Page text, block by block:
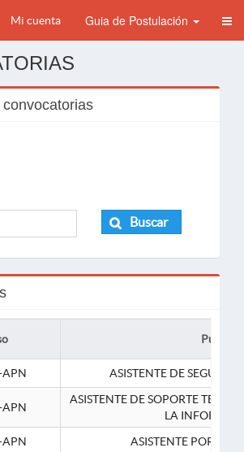
Mi cuenta Guia de Postulación
Buscar
Puesto
ASISTENTE DE
ASISTENTE DE SOPORTE
LA
ASISTENTE